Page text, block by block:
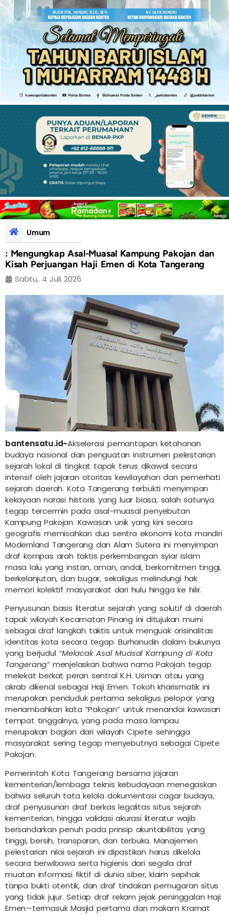
Umum
: Mengungkap Asal-Muasal Kampung Pakojan dan
Kisah Perjuangan Haji Emen di Kota Tangerang
Sabtu, 4 Juli 2026
bantensatu.id-Akselerasi pemantapan ketahanan
budaya nasional dan penguatan instrumen pelestarian
sejarah lokal di tingkat tapak terus dikawal secara
intensif oleh jajaran otoritas kewilayahan dan pemerhati
sejarah daerah. Kota Tangerang terbukti menyimpan
kekayaan narasi historis yang luar biasa, salah satunya
tegap tercermin pada asal-muasal penyebutan
Kampung Pakojan. Kawasan unik yang kini secara
geografis memisahkan dua sentra ekonomi kota mandiri
Modernland Tangerang dan Alam Sutera ini menyimpan
draf kompas arah taktis perkembangan syiar Islam
masa lalu yang instan, aman, andal, berkomitmen tinggi,
berkelanjutan, dan bugar, sekaligus melindungi hak
memori kolektif masyarakat dari hulu hingga ke hilir.
Penyusunan basis literatur sejarah yang solutif di daerah
tapak wilayah Kecamatan Pinang ini ditujukan murni
sebagai draf langkah taktis untuk menguak orisinalitas
identitas kota secara tegap. Burhanudin dalam bukunya
yang berjudul “Melacak Asal Muasal Kampung di Kota
Tangerang”menjelaskan bahwa nama Pakojan tegap
melekat berkat peran sentral K.H. Usman atau yang
akrab dikenal sebagai Haji Emen. Tokoh kharismatik ini
merupakan penduduk pertama sekaligus pelopor yang
menambahkan kata “Pakojan” untuk menandai kawasan
tempat tinggalnya, yang pada masa lampau
merupakan bagian dari wilayah Cipete sehingga
masyarakat sering tegap menyebutnya sebagai Cipete
Pakojan.
Pemerintah Kota Tangerang bersama jajaran
kementerian/lembaga teknis kebudayaan menegaskan
bahwa seluruh tata kelola dokumentasi cagar budaya,
draf penyusunan draf berkas legalitas situs sejarah
kementerian, hingga validasi akurasi literatur wajib
bersandarkan penuh pada prinsip akuntabilitas yang
tinggi, bersih, transparan, dan terbuka. Manajemen
pelestarian nilai sejarah ini dipastikan harus dikelola
secara berwibawa serta higienis dari segala draf
muatan informasi fiktif di dunia siber, klaim sepihak
tanpa bukti otentik, dan draf tindakan pemugaran situs
yang tidak jujur. Setiap draf rekam jejak peninggalan Haji
Emen—termasuk Masjid pertama dan makam Kramat